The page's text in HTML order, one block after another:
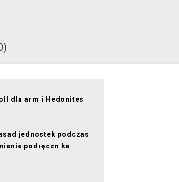
dla armii Hedonites
jednostek podczas
podręcznika